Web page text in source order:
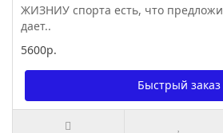
ЖИЗНИУ спорта есть, что
дает..
5600р.
Быстрый заказ